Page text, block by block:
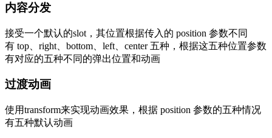
内容分发
接受一个默认的slot，其位置根据传入的 position 参数不同
有 top、right、bottom、left、center 五种，根据这五种位置参数
有对应的五种不同的弹出位置和动画
过渡动画
使用transform来实现动画效果，根据 position 参数的五种情况
有五种默认动画